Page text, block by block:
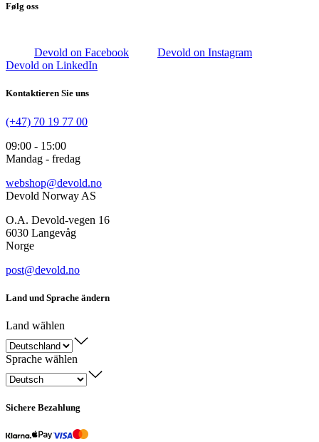
Følg oss
Devold on Facebook
Devold on Instagram
Devold on LinkedIn
Kontaktieren Sie uns
(+47) 70 19 77 00
09:00 - 15:00
Mandag - fredag
webshop@devold.no
Devold Norway AS
O.A. Devold-vegen 16
6030 Langevåg
Norge
post@devold.no
Land und Sprache ändern
Land wählen
Sprache wählen
Sichere Bezahlung